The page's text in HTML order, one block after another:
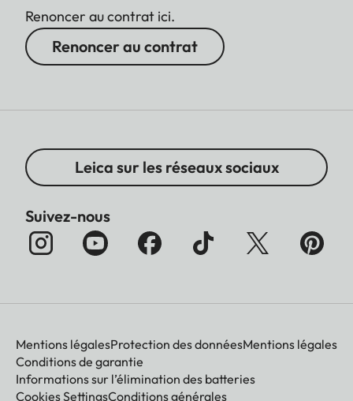
Renoncer au contrat ici.
Renoncer au contrat
Leica sur les réseaux sociaux
Suivez-nous
Mentions légalesProtection des donnéesMentions légales
Conditions de garantie
Informations sur l’élimination des batteries
Cookies SettingsConditions générales